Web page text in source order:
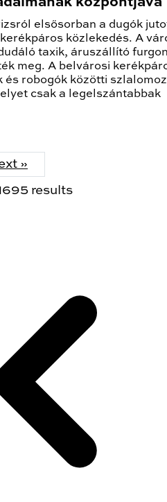
elsősorban a dugók
közlekedés. A
taxik, áruszállító
meg. A belvárosi
és robogók közötti
csak a legelszántabbak
»
results